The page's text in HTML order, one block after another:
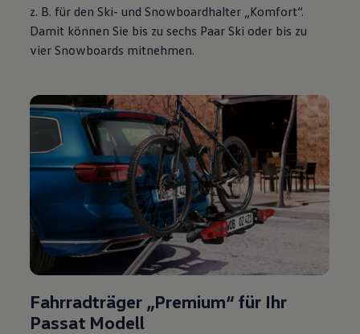
z. B. für den Ski- und Snowboardhalter „Komfort“.
Damit können Sie bis zu sechs Paar Ski oder bis zu
vier Snowboards mitnehmen.
Fahrradträger „Premium“ für Ihr
Passat Modell